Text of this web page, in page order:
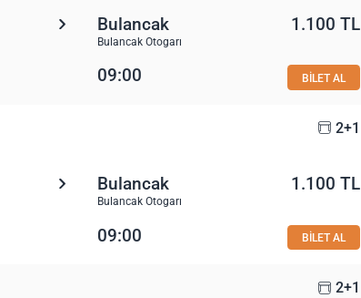
Bulancak
Bulancak Otogarı
1.100 TL
09:00 BİLET AL
2+1
Bulancak
Bulancak Otogarı
1.100 TL
09:00 BİLET AL
2+1